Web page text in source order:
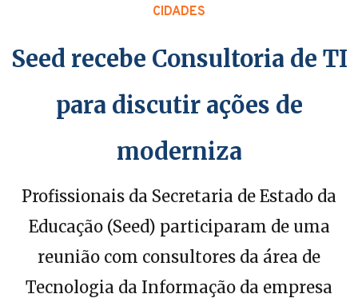
CIDADES
Seed recebe Consultoria de TI
para discutir ações de
moderniza
Profissionais da Secretaria de Estado da
Educação (Seed) participaram de uma
reunião com consultores da área de
Tecnologia da Informação da empresa